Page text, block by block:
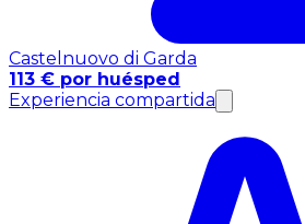
Castelnuovo di Garda
113 € por huésped
Experiencia compartida